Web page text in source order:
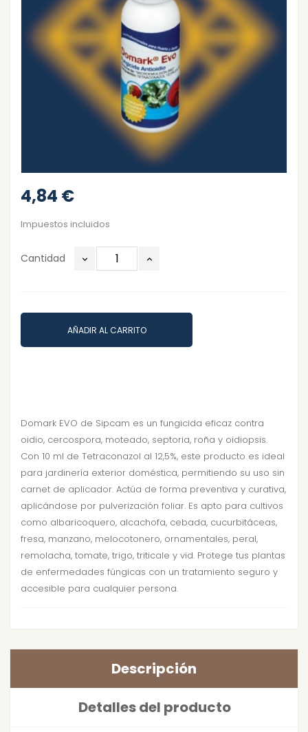
4,84 €
Impuestos incluidos
Cantidad
AÑADIR AL CARRITO
Domark EVO de Sipcam es un fungicida eficaz contra
oidio, cercospora, moteado, septoria, roña y oidiopsis.
Con 10 ml de Tetraconazol al 12,5%, este producto es ideal
para jardinería exterior doméstica, permitiendo su uso sin
carnet de aplicador. Actúa de forma preventiva y curativa,
aplicándose por pulverización foliar. Es apto para cultivos
como albaricoquero, alcachofa, cebada, cucurbitáceas,
fresa, manzano, melocotonero, ornamentales, peral,
remolacha, tomate, trigo, triticale y vid. Protege tus plantas
de enfermedades fúngicas con un tratamiento seguro y
accesible para cualquier persona.
Descripción
Detalles del producto